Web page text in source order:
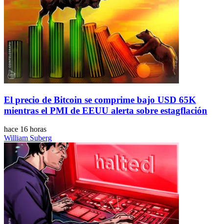
El precio de Bitcoin se comprime bajo USD 65K
mientras el PMI de EEUU alerta sobre estagflación
hace 16 horas
William Suberg